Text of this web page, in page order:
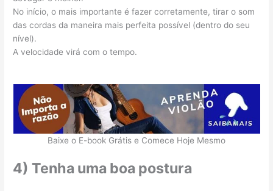
No início, o mais importante é fazer corretamente, tirar o som
das cordas da maneira mais perfeita possível (dentro do seu
nível).
A velocidade virá com o tempo.
Baixe o E-book Grátis e Comece Hoje Mesmo
4) Tenha uma boa postura